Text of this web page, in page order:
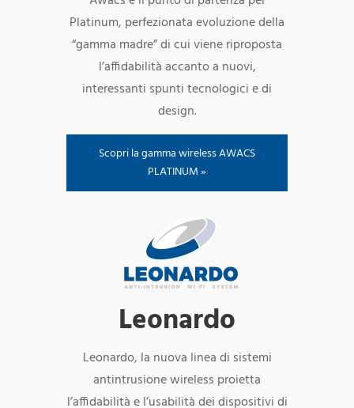
Platinum, perfezionata evoluzione della
“gamma madre” di cui viene riproposta
l’affidabilità accanto a nuovi,
interessanti spunti tecnologici e di
design.
Scopri la gamma wireless AWACS
PLATINUM »
Leonardo
Leonardo, la nuova linea di sistemi
antintrusione wireless proietta
l’affidabilità e l’usabilità dei dispositivi di